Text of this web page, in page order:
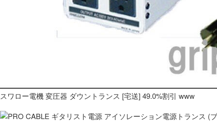
スワロー電機 変圧器 ダウントランス [宅送] 49.0%割引 www